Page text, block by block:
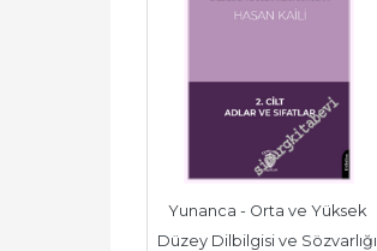
Yunanca - Orta ve Yüksek
Düzey Dilbilgisi ve Sözvarlığı